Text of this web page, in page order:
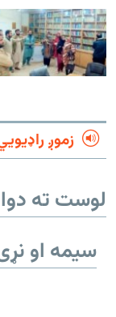
زموږ
لوست ته
سیمه او